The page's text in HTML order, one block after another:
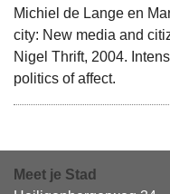
Michiel de Lange en
city: New media and
Nigel Thrift, 2004.
politics of affect.
Meet je Stad